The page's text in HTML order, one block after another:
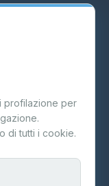
profilazione per
di tutti i cookie.